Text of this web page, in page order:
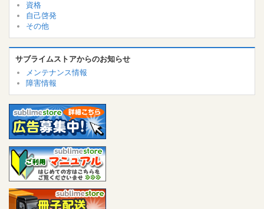
資格
自己啓発
その他
サブライムストアからのお知らせ
メンテナンス情報
障害情報